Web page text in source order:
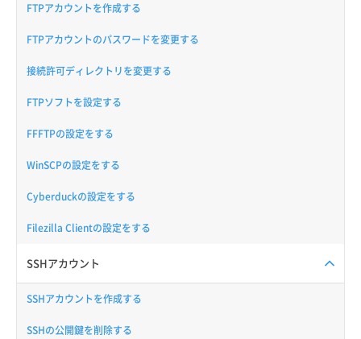
FTPアカウントを作成する
FTPアカウントのパスワードを変更する
接続許可ディレクトリを変更する
FTPソフトを設定する
FFFTPの設定をする
WinSCPの設定をする
Cyberduckの設定をする
Filezilla Clientの設定をする
SSHアカウント
SSHアカウントを作成する
SSHの公開鍵を削除する